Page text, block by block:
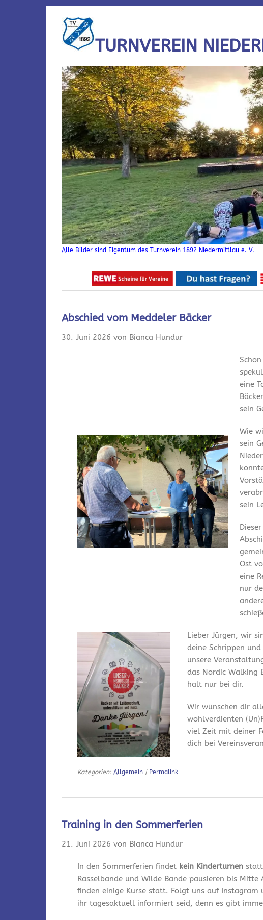
TURNVEREIN
Alle Bilder sind Eigentum des Turnverein 1892 Niedermittlau e. V.
Abschied vom Meddeler Bäcker
30. Juni 2026 von Bianca Hundur
eine
sein
Wie
sein
sein
Ost
eine
nur
Lieber Jürgen, wir
deine Schrippen
unsere
das Nordic Walking
halt nur bei dir.
Wir wünschen dir
wohlverdienten
viel Zeit mit deiner
dich bei
Kategorien:Allgemein | Permalink
Training in den Sommerferien
21. Juni 2026 von Bianca Hundur
In den Sommerferien findet kein Kinderturnen
Rasselbande und Wilde Bande pausieren bis Mitte
finden einige Kurse statt. Folgt uns auf
ihr tagesaktuell informiert seid, denn es gibt